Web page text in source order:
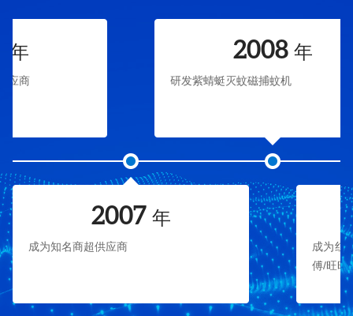
年
研发紫蜻蜓灭蚊磁捕蚊机
2009年
成为红牛/贝因美/百事可乐/汇源果汁
傅/旺旺集团灭蝇灯供应商